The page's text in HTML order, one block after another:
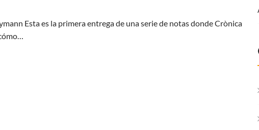
Esta es la primera entrega de una serie de notas donde Crònica